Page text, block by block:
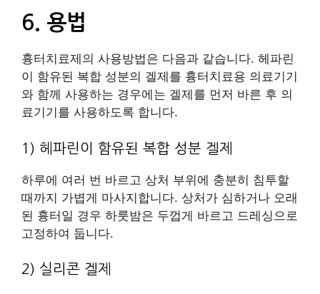
6. 용법
흉터치료제의 사용방법은 다음과 같습니다. 헤파린
이 함유된 복합 성분의 겔제를 흉터치료용 의료기기
와 함께 사용하는 경우에는 겔제를 먼저 바른 후 의
료기기를 사용하도록 합니다.
1) 헤파린이 함유된 복합 성분 겔제
하루에 여러 번 바르고 상처 부위에 충분히 침투할
때까지 가볍게 마사지합니다. 상처가 심하거나 오래
된 흉터일 경우 하룻밤은 두껍게 바르고 드레싱으로
고정하여 둡니다.
2) 실리콘 겔제